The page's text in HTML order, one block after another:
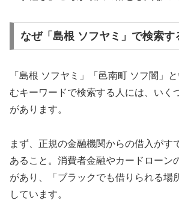
なぜ「島根 ソフヤミ」で検索す
「島根 ソフヤミ」「邑南町 ソフ闇」
むキーワードで検索する人には、いく
があります。
まず、正規の金融機関からの借入がす
あること。消費者金融やカードローン
があり、「ブラックでも借りられる場
しています。